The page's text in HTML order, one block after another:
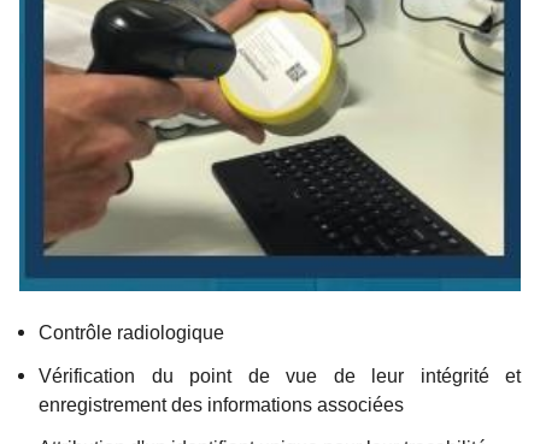
Contrôle radiologique
Vérification du point de vue de leur intégrité et
enregistrement des informations associées